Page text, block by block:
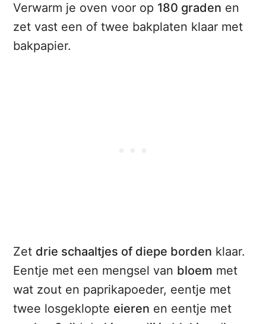
Verwarm je oven voor op 180 graden en
zet vast een of twee bakplaten klaar met
bakpapier.
Zet drie schaaltjes of diepe borden klaar.
Eentje met een mengsel van bloem met
wat zout en paprikapoeder, eentje met
twee losgeklopte eieren en eentje met